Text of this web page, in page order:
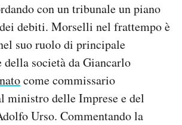
con un tribunale un piano
debiti. Morselli nel frattempo è
suo ruolo di principale
società da Giancarlo
come commissario
ministro delle Imprese e del
Urso. Commentando la